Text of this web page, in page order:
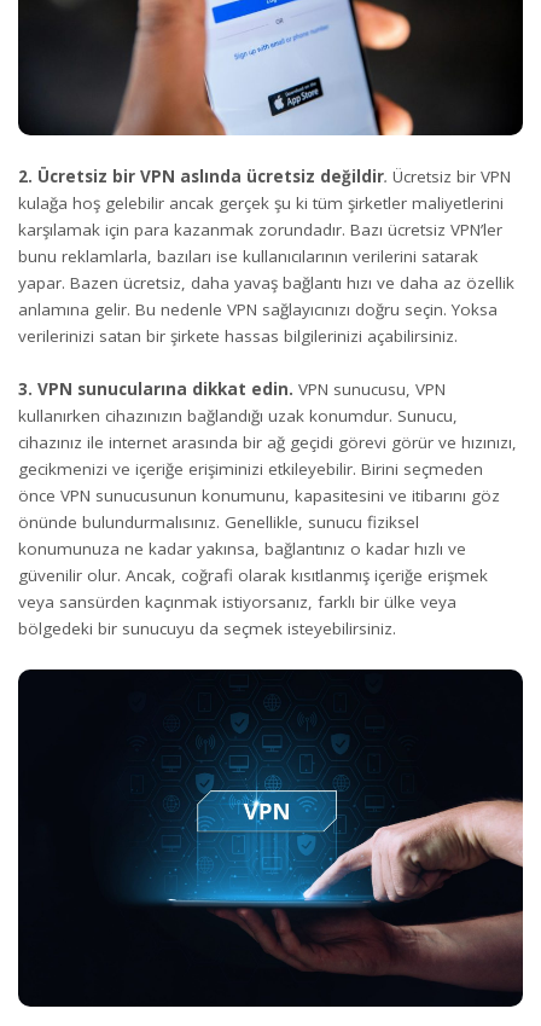
2. Ücretsiz bir VPN aslında ücretsiz değildir. Ücretsiz bir VPN
kulağa hoş gelebilir ancak gerçek şu ki tüm şirketler maliyetlerini
karşılamak için para kazanmak zorundadır. Bazı ücretsiz VPN’ler
bunu reklamlarla, bazıları ise kullanıcılarının verilerini satarak
yapar. Bazen ücretsiz, daha yavaş bağlantı hızı ve daha az özellik
anlamına gelir. Bu nedenle VPN sağlayıcınızı doğru seçin. Yoksa
verilerinizi satan bir şirkete hassas bilgilerinizi açabilirsiniz.
3. VPN sunucularına dikkat edin. VPN sunucusu, VPN
kullanırken cihazınızın bağlandığı uzak konumdur. Sunucu,
cihazınız ile internet arasında bir ağ geçidi görevi görür ve hızınızı,
gecikmenizi ve içeriğe erişiminizi etkileyebilir. Birini seçmeden
önce VPN sunucusunun konumunu, kapasitesini ve itibarını göz
önünde bulundurmalısınız. Genellikle, sunucu fiziksel
konumunuza ne kadar yakınsa, bağlantınız o kadar hızlı ve
güvenilir olur. Ancak, coğrafi olarak kısıtlanmış içeriğe erişmek
veya sansürden kaçınmak istiyorsanız, farklı bir ülke veya
bölgedeki bir sunucuyu da seçmek isteyebilirsiniz.